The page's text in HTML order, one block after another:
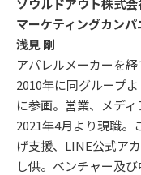
ソウルドアウト株式会
マーケティングカン
浅見 剛
アパレルメーカーを経
2010年に同グループ
に参画。営業、メディ
2021年4月より現職。
げ支援、LINE公式ア
し供。ベンチャー及